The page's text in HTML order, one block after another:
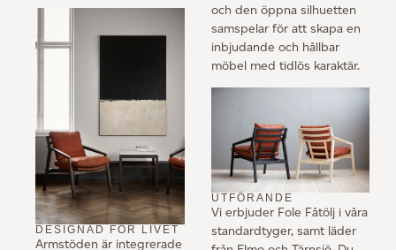
DESIGNAD FÖR LIVET
Armstöden är integrerade
och den öppna silhuetten
samspelar för att skapa en
inbjudande och hållbar
möbel med tidlös karaktär.
UTFÖRANDE
Vi erbjuder Fole Fåtölj i våra
standardtyger, samt läder